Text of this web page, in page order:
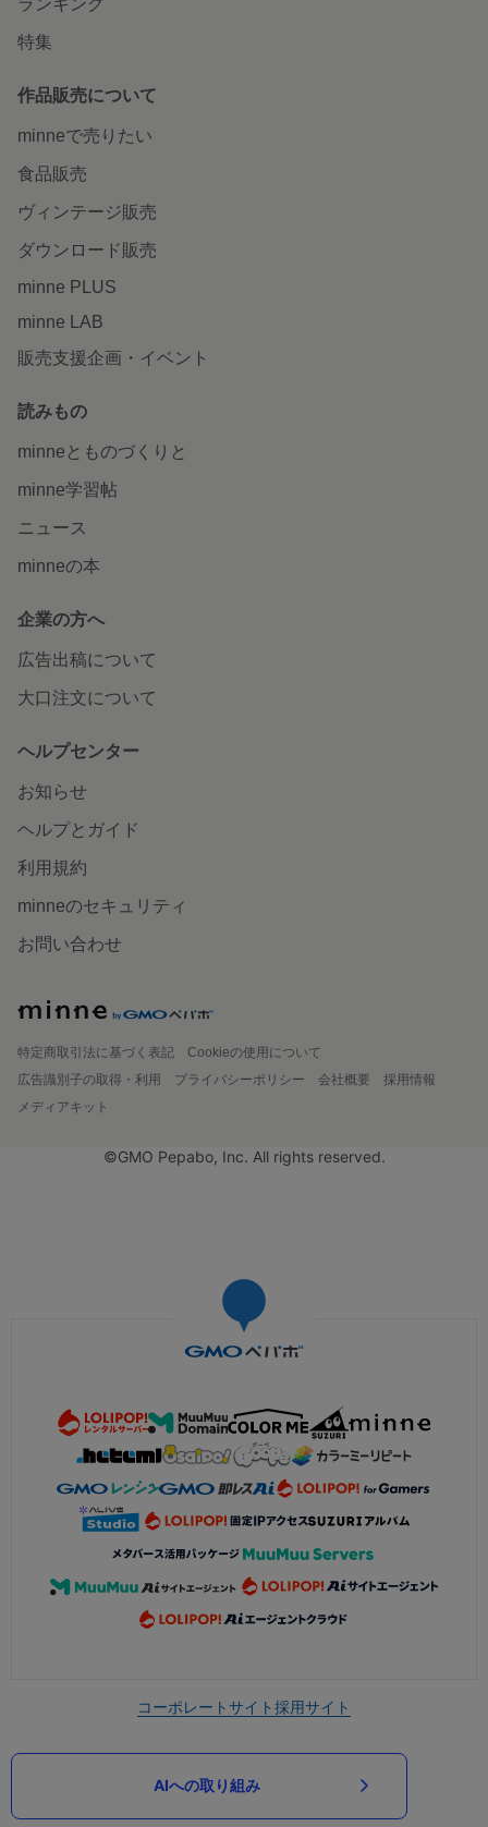
特集
作品販売について
minneで売りたい
食品販売
ヴィンテージ販売
ダウンロード販売
minne PLUS
minne LAB
販売支援企画・イベント
読みもの
minneとものづくりと
minne学習帖
ニュース
minneの本
企業の方へ
広告出稿について
大口注文について
ヘルプセンター
お知らせ
ヘルプとガイド
利用規約
minneのセキュリティ
お問い合わせ
特定商取引法に基づく表記
Cookieの使用について
広告識別子の取得・利用
プライバシーポリシー 会社概要
採用情報
メディアキット
©GMO Pepabo, Inc. All rights reserved.
コーポレートサイト採用サイト
AIへの取り組み